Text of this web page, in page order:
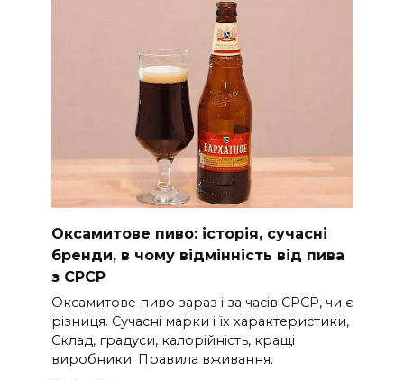
Оксамитове пиво: історія, сучасні
бренди, в чому відмінність від пива
з СРСР
Оксамитове пиво зараз і за часів СРСР, чи є
різниця. Сучасні марки і їх характеристики,
Склад, градуси, калорійність, кращі
виробники. Правила вживання.